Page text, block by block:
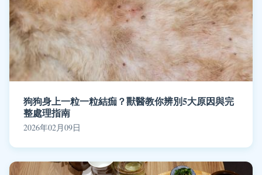
狗狗身上一粒一粒結痂？獸醫教你辨別5大原因與完
整處理指南
2026年02月09日